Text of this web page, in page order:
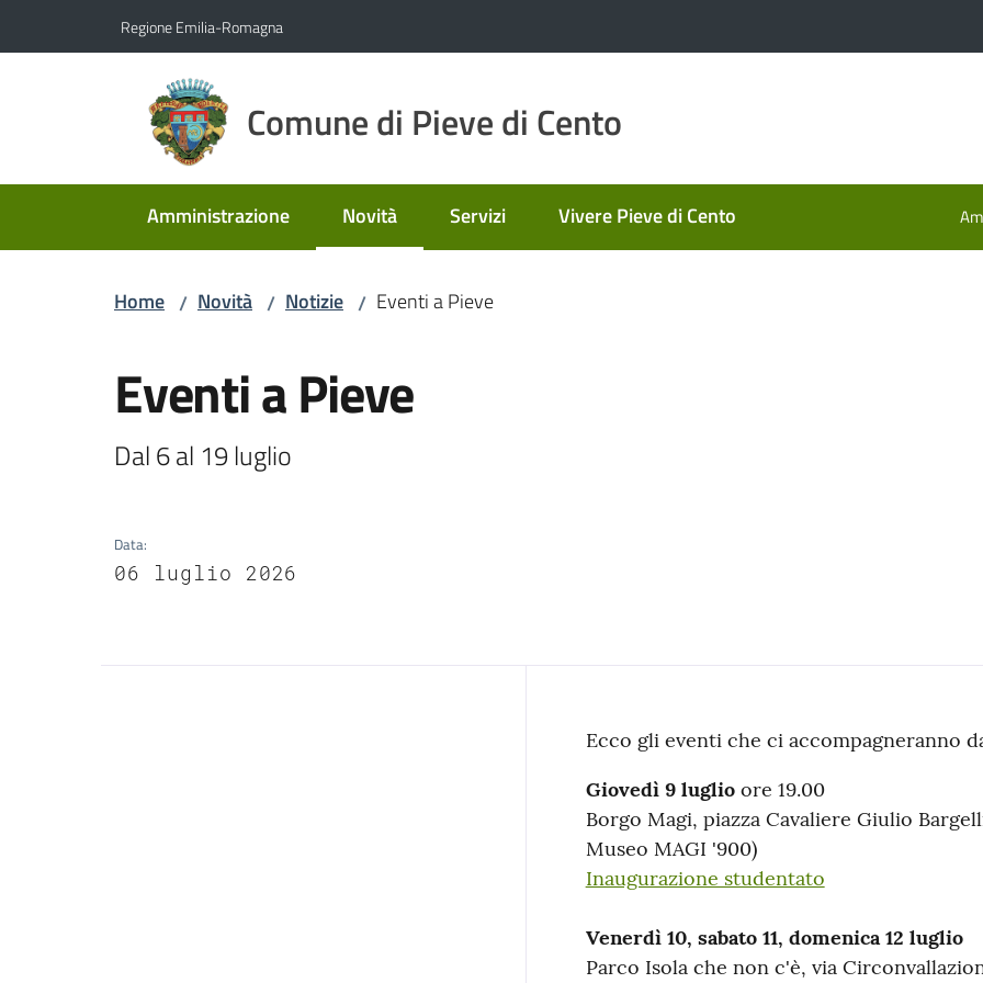
Regione Emilia-Romagna
Comune di Pieve di Cento
Amministrazione Novità
Menu selezionato
Servizi Vivere Pieve di Cento
Home / Novità / Notizie / Eventi a Pieve
Eventi a Pieve
Dal 6 al 19 luglio
Data:
06 luglio 2026
Contenuto
Ecco gli eventi che ci accompagneranno
Giovedì 9 luglio ore 19.00
Borgo Magi, piazza Cavaliere Giulio
Museo MAGI '900)
Inaugurazione studentato
Venerdì 10, sabato 11, domenica 12 luglio
Parco Isola che non c'è, via